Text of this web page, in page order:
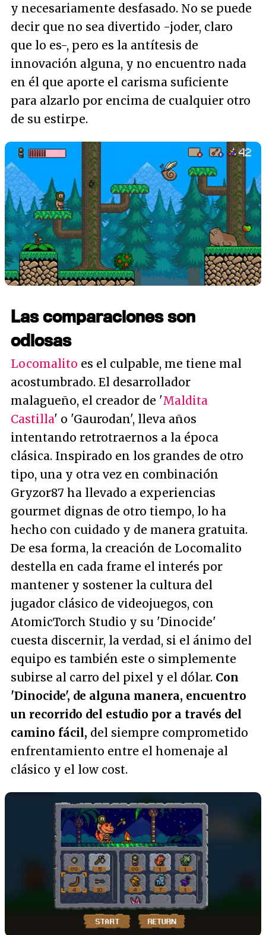
y necesariamente desfasado. No se puede
decir que no sea divertido -joder, claro
que lo es-, pero es la antítesis de
innovación alguna, y no encuentro nada
en él que aporte el carisma suficiente
para alzarlo por encima de cualquier otro
de su estirpe.
Las comparaciones son
odiosas
Locomalito es el culpable, me tiene mal
acostumbrado. El desarrollador
malagueño, el creador de 'Maldita
Castilla' o 'Gaurodan', lleva años
intentando retrotraernos a la época
clásica. Inspirado en los grandes de otro
tipo, una y otra vez en combinación
Gryzor87 ha llevado a experiencias
gourmet dignas de otro tiempo, lo ha
hecho con cuidado y de manera gratuita.
De esa forma, la creación de Locomalito
destella en cada frame el interés por
mantener y sostener la cultura del
jugador clásico de videojuegos, con
AtomicTorch Studio y su 'Dinocide'
cuesta discernir, la verdad, si el ánimo del
equipo es también este o simplemente
subirse al carro del pixel y el dólar. Con
'Dinocide', de alguna manera, encuentro
un recorrido del estudio por a través del
camino fácil, del siempre comprometido
enfrentamiento entre el homenaje al
clásico y el low cost.